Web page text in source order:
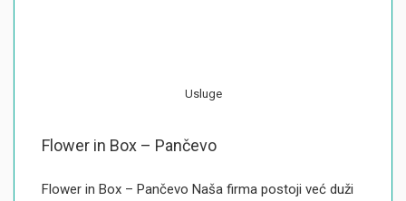
Usluge
Flower in Box – Pančevo
Flower in Box – Pančevo Naša firma postoji već duži